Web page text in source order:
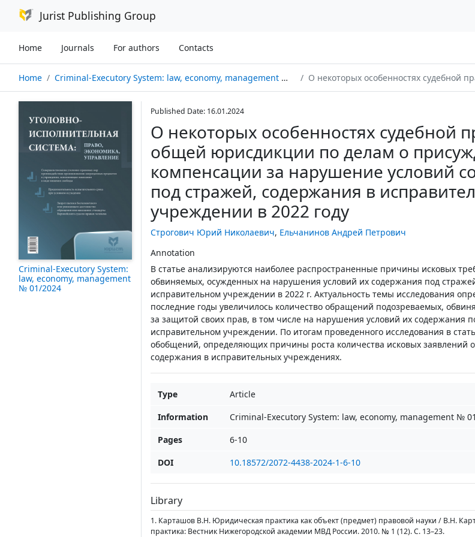
Jurist Publishing Group
Home Journals For authors Contacts
Home Criminal-Executory System: law, economy, management № 01/2024 О некоторых особенностях судебной практики судов общей юрисдикции по делам о присуждении компенсации за нарушение условий содержания под
Criminal-Executory System:
law, economy, management
№ 01/2024
Published Date: 16.01.2024
О некоторых особенностях судебной
общей юрисдикции по делам о
компенсации за нарушение условий
под стражей, содержания в
учреждении в 2022 году
Строгович Юрий Николаевич, Ельчанинов Андрей Петрович
Annotation
В статье анализируются наиболее распространенные причины исковых
обвиняемых, осужденных на нарушения условий их содержания под
исправительном учреждении в 2022 г. Актуальность темы исследования
последние годы увеличилось количество обращений подозреваемых,
за защитой своих прав, в том числе на нарушения условий их содержания
исправительном учреждении. По итогам проведенного исследования в
обобщений, определяющих причины роста количества исковых заявлений
содержания в исправительных учреждениях.
Type
Article
Information
Criminal-Executory System: law, economy, management №
Pages
6-10
DOI
10.18572/2072-4438-2024-1-6-10
Library
1. Карташов В.Н. Юридическая практика как объект (предмет) правовой науки / В.Н.
практика: Вестник Нижегородской академии МВД России. 2010. № 1 (12). С. 13–23.